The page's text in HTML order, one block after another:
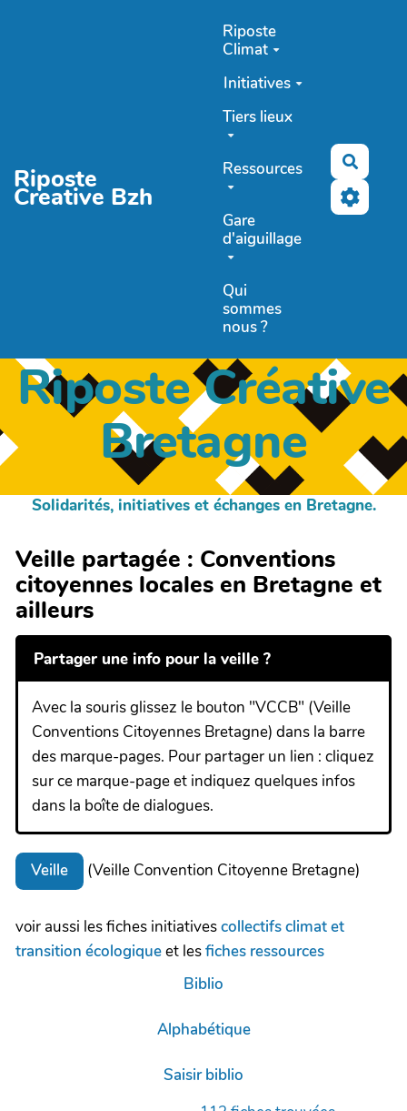
Riposte
Creative Bzh
Riposte
Climat
Initiatives
Tiers lieux
Ressources
Gare
d'aiguillage
Qui
sommes
nous ?
Riposte Créative
Bretagne
Solidarités, initiatives et échanges en Bretagne.
Veille partagée : Conventions
citoyennes locales en Bretagne et
ailleurs
Partager une info pour la veille ?
Avec la souris glissez le bouton "VCCB" (Veille
Conventions Citoyennes Bretagne) dans la barre
des marque-pages. Pour partager un lien : cliquez
sur ce marque-page et indiquez quelques infos
dans la boîte de dialogues.
Veille (Veille Convention Citoyenne Bretagne)
voir aussi les fiches initiativescollectifs climat et
transition écologiqueet lesfiches ressources
Biblio
Alphabétique
Saisir biblio